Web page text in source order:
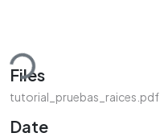
Files
tutorial_pruebas_raices.pdf
Date